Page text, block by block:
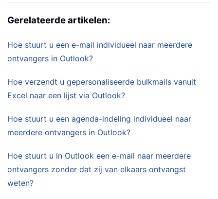
Gerelateerde artikelen:
Hoe stuurt u een e-mail individueel naar meerdere
ontvangers in Outlook?
Hoe verzendt u gepersonaliseerde bulkmails vanuit
Excel naar een lijst via Outlook?
Hoe stuurt u een agenda-indeling individueel naar
meerdere ontvangers in Outlook?
Hoe stuurt u in Outlook een e-mail naar meerdere
ontvangers zonder dat zij van elkaars ontvangst
weten?